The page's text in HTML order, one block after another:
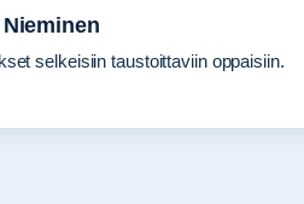
selkeisiin taustoittaviin oppaisiin.